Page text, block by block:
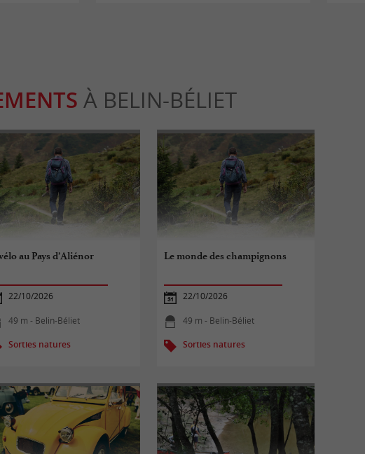
À BELIN-BÉLIET
au Pays d’Aliénor
22/10/2026
49 m - Belin-Béliet
Sorties natures
Le monde des champignons
22/10/2026
49 m - Belin-Béliet
Sorties natures